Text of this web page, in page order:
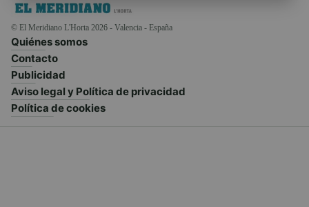
© El Meridiano L'Horta 2026 - Valencia - España
Quiénes somos
Contacto
Publicidad
Aviso legal y Política de privacidad
Política de cookies